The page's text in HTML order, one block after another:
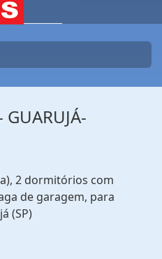
2 dormitórios com
de garagem, para
(SP)